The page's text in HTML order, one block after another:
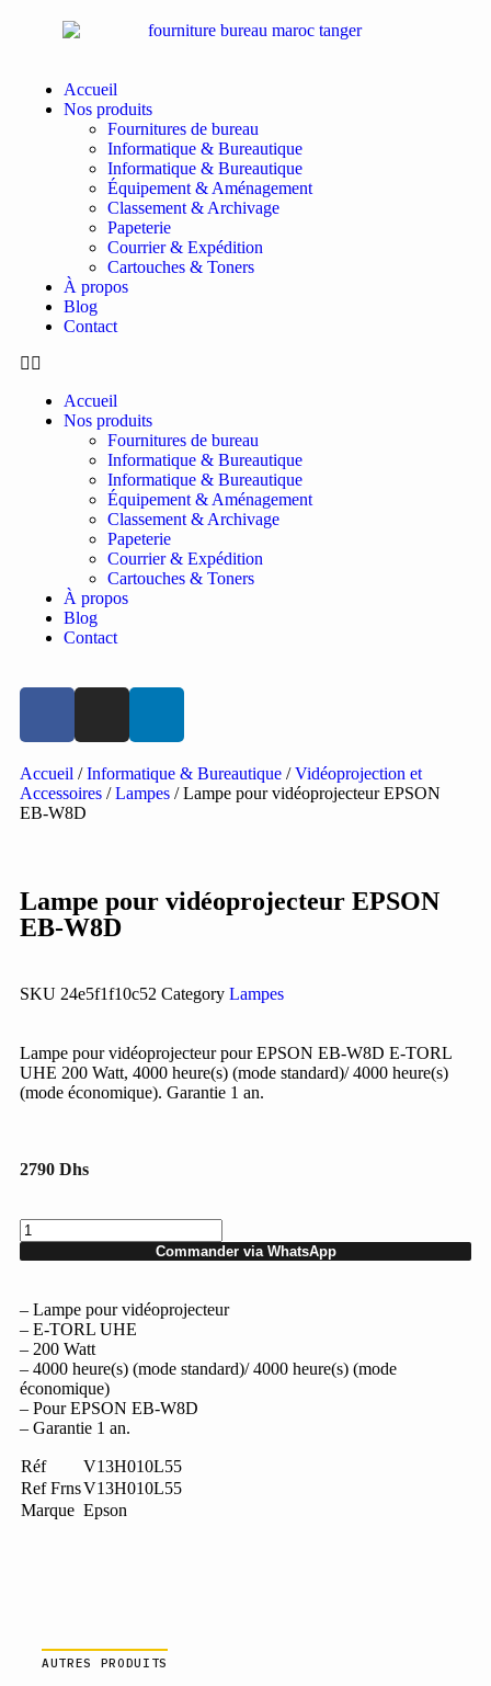
Accueil
Nos produits
Fournitures de bureau
Informatique & Bureautique
Informatique & Bureautique
Équipement & Aménagement
Classement & Archivage
Papeterie
Courrier & Expédition
Cartouches & Toners
À propos
Blog
Contact
Accueil
Nos produits
Fournitures de bureau
Informatique & Bureautique
Informatique & Bureautique
Équipement & Aménagement
Classement & Archivage
Papeterie
Courrier & Expédition
Cartouches & Toners
À propos
Blog
Contact
Accueil /Informatique & Bureautique /Vidéoprojection et
Accessoires /Lampes / Lampe pour vidéoprojecteur EPSON
EB-W8D
Lampe pour vidéoprojecteur EPSON
EB-W8D
SKU 24e5f1f10c52 Category Lampes
Lampe pour vidéoprojecteur pour EPSON EB-W8D E-TORL
UHE 200 Watt, 4000 heure(s) (mode standard)/ 4000 heure(s)
(mode économique). Garantie 1 an.
2790 Dhs
Commander via WhatsApp
– Lampe pour vidéoprojecteur
– E-TORL UHE
– 200 Watt
– 4000 heure(s) (mode standard)/ 4000 heure(s) (mode
économique)
– Pour EPSON EB-W8D
– Garantie 1 an.
Réf
V13H010L55
Ref FrnsV13H010L55
Marque Epson
AUTRES PRODUITS